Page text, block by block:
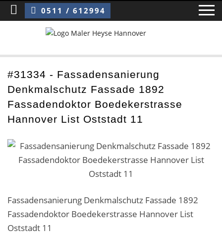
Sie sind hier:Fassadensanierung Denkmalschutz Fassade 1892 Fassadendoktor Boedekerstrasse Hannover List Oststadt 11
0511 / 612994
Home
Blog
Über uns ›
Mitarbeiter / Das Team
Storytelling
#31334 - Fassadensanierung
Denkmalschutz Fassade 1892
Fassadendoktor Boedekerstrasse
Hannover List Oststadt 11
Fassadensanierung Denkmalschutz Fassade 1892
Fassadendoktor Boedekerstrasse Hannover List
Oststadt 11